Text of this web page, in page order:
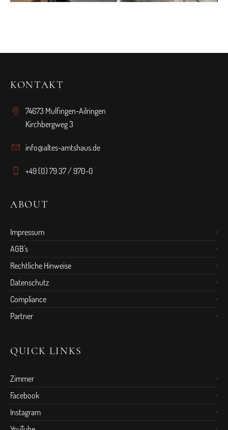
KONTAKT
74673 Mulfingen-Ailringen
Kirchbergweg 3
info@altes-amtshaus.de
+49 (0) 79 37 / 970-0
ABOUT
Impressum
AGB's
Rechtliche Hinweise
Datenschutz
Compliance
Partner
QUICK LINKS
Zimmer
Facebook
Instagram